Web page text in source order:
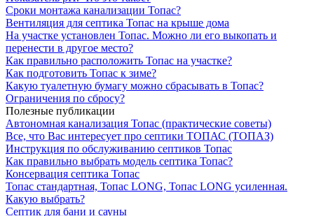
Сроки монтажа канализации Топас?
Вентиляция для септика Топас на крыше дома
На участке установлен Топас. Можно ли его выкопать и
перенести в другое место?
Как правильно расположить Топас на участке?
Как подготовить Топас к зиме?
Какую туалетную бумагу можно сбрасывать в Топас?
Ограничения по сбросу?
Полезные публикации
Автономная канализация Топас (практические советы)
Все, что Вас интересует про септики ТОПАС (ТОПАЗ)
Инструкция по обслуживанию септиков Топас
Как правильно выбрать модель септика Топас?
Консервация септика Топас
Топас стандартная, Топас LONG, Топас LONG усиленная.
Какую выбрать?
Септик для бани и сауны